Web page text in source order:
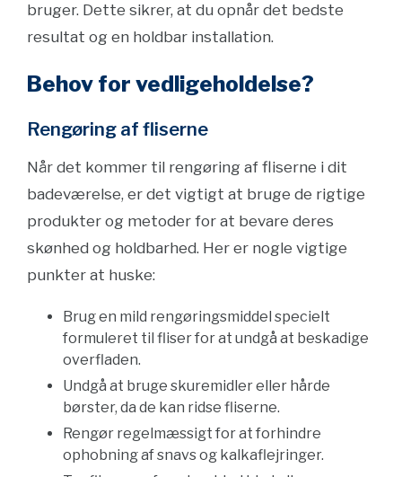
bruger. Dette sikrer, at du opnår det bedste
resultat og en holdbar installation.
Behov for vedligeholdelse?
Rengøring af fliserne
Når det kommer til rengøring af fliserne i dit
badeværelse, er det vigtigt at bruge de rigtige
produkter og metoder for at bevare deres
skønhed og holdbarhed. Her er nogle vigtige
punkter at huske:
Brug en mild rengøringsmiddel specielt
formuleret til fliser for at undgå at beskadige
overfladen.
Undgå at bruge skuremidler eller hårde
børster, da de kan ridse fliserne.
Rengør regelmæssigt for at forhindre
ophobning af snavs og kalkaflejringer.